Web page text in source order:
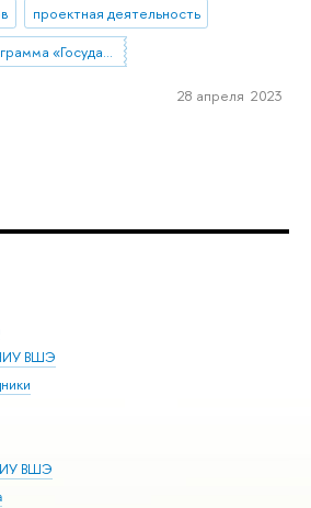
проектная деятельность
Образовательная программа «Государственное и муниципальное управление»
28 апреля 2023
ВШЭ
ВШЭ